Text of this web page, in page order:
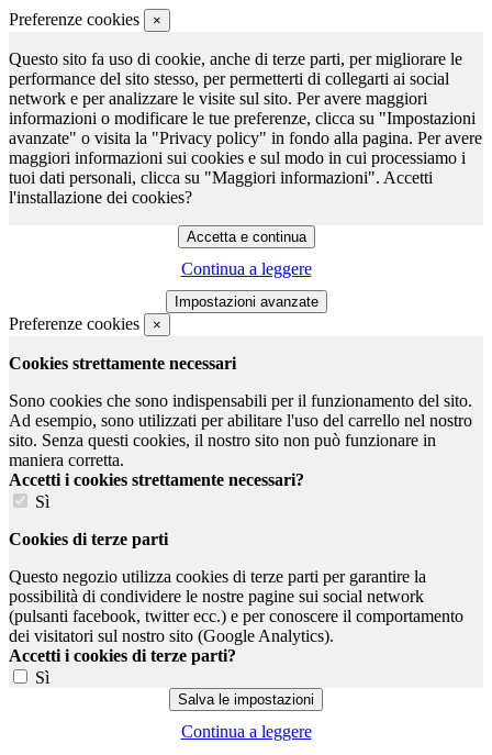
Preferenze cookies ×
Questo sito fa uso di cookie, anche di terze parti, per migliorare le
performance del sito stesso, per permetterti di collegarti ai social
network e per analizzare le visite sul sito. Per avere maggiori
informazioni o modificare le tue preferenze, clicca su "Impostazioni
avanzate" o visita la "Privacy policy" in fondo alla pagina. Per avere
maggiori informazioni sui cookies e sul modo in cui processiamo i
tuoi dati personali, clicca su "Maggiori informazioni". Accetti
l'installazione dei cookies?
Continua a leggere
Preferenze cookies ×
Cookies strettamente necessari
Sono cookies che sono indispensabili per il funzionamento del sito.
Ad esempio, sono utilizzati per abilitare l'uso del carrello nel nostro
sito. Senza questi cookies, il nostro sito non può funzionare in
maniera corretta.
Accetti i cookies strettamente necessari?
Sì
Cookies di terze parti
Questo negozio utilizza cookies di terze parti per garantire la
possibilità di condividere le nostre pagine sui social network
(pulsanti facebook, twitter ecc.) e per conoscere il comportamento
dei visitatori sul nostro sito (Google Analytics).
Accetti i cookies di terze parti?
Sì
Continua a leggere